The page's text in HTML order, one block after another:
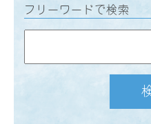
フリーワードで検索